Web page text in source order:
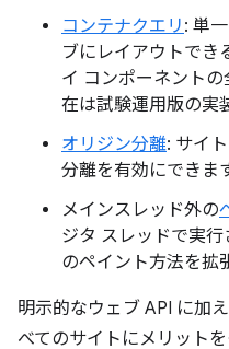
コンテナクエリ : 単
ブにレイアウトでき
イ コンポーネント
在は試験運用版の実
オリジン分離: サイ
分離を有効にできます
メインスレッド外の
ジタ スレッドで実
のペイント方法を拡
明示的なウェブ API に加
べてのサイトにメリット